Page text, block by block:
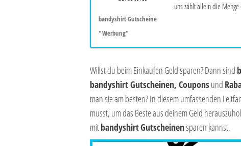
bandyshirt Gutscheine
"Werbung"
uns zählt allein die Menge
Willst du beim Einkaufen Geld sparen? Dann sind
bandyshirt Gutscheinen, Couponsund
man sie am besten? In diesem umfassenden
musst, um das Beste aus deinem Geld
mitbandyshirtGutscheinensparen kannst.